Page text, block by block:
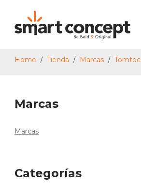
Home / Tienda / Marcas / Tomtoc
Marcas
Marcas
Categorías